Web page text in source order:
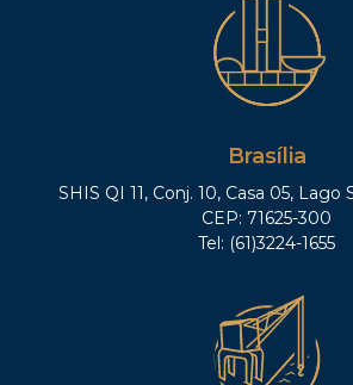
Brasília
SHIS QI 11, Conj. 10, Casa 05, Lago
CEP: 71625-300
Tel: (61)3224-1655